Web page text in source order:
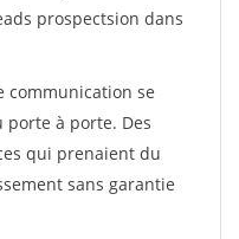
prospectsion dans
communication se
à porte. Des
qui prenaient du
sans garantie